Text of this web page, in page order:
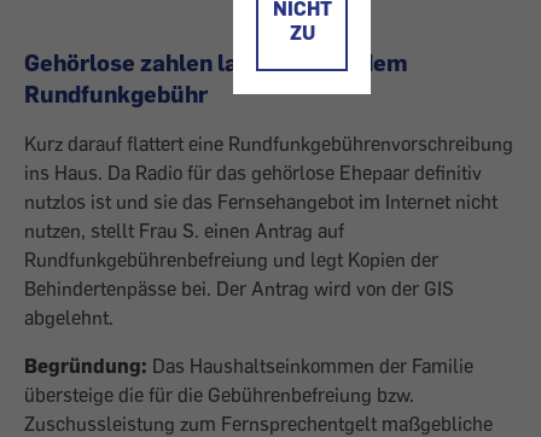
NICHT
ZU
Gehörlose zahlen laut GIS trotzdem
Rundfunkgebühr
Kurz darauf flattert eine Rundfunkgebührenvorschreibung
ins Haus. Da Radio für das gehörlose Ehepaar definitiv
nutzlos ist und sie das Fernsehangebot im Internet nicht
nutzen, stellt Frau S. einen Antrag auf
Rundfunkgebührenbefreiung und legt Kopien der
Behindertenpässe bei. Der Antrag wird von der GIS
abgelehnt.
Begründung: Das Haushaltseinkommen der Familie
übersteige die für die Gebührenbefreiung bzw.
Zuschussleistung zum Fernsprechentgelt maßgebliche